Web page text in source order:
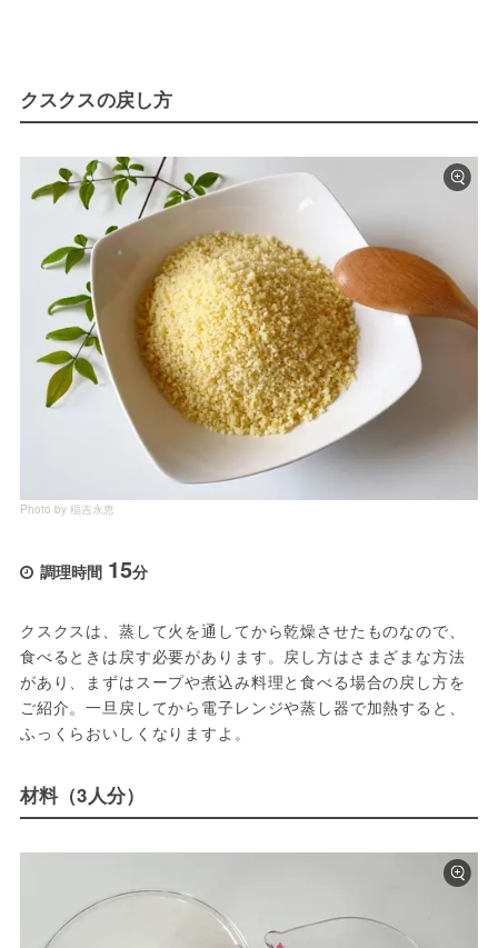
クスクスの戻し方
Photo by 稲吉永恵
調理時間 15分
クスクスは、蒸して火を通してから乾燥させたものなので、
食べるときは戻す必要があります。戻し方はさまざまな方法
があり、まずはスープや煮込み料理と食べる場合の戻し方を
ご紹介。一旦戻してから電子レンジや蒸し器で加熱すると、
ふっくらおいしくなりますよ。
材料（3人分）